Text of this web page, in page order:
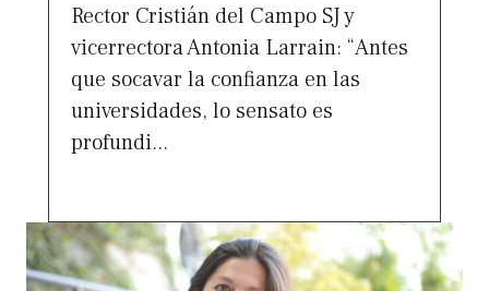
Rector Cristián del Campo SJ y
vicerrectora Antonia Larrain: “Antes
que socavar la confianza en las
universidades, lo sensato es
profundi...